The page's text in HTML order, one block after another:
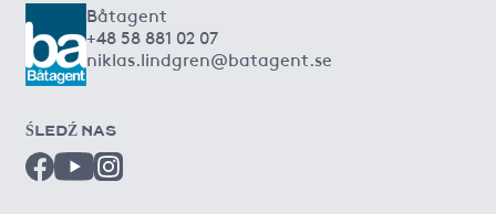
Båtagent
+48 58 881 02 07
niklas.lindgren@batagent.se
ŚLEDŹ NAS